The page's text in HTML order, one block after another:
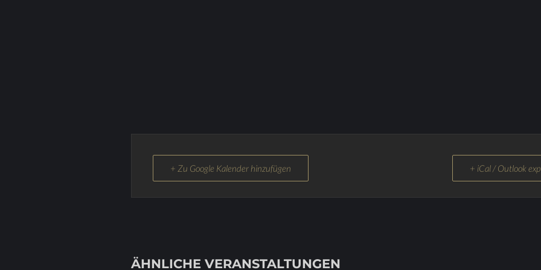
+ Zu Google Kalender hinzufügen + iCal / Outlook
ÄHNLICHE VERANSTALTUNGEN